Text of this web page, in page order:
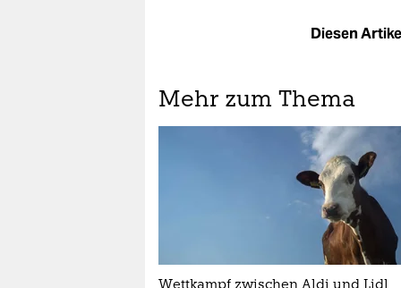
Diesen
Mehr zum Thema
Wettkampf zwischen Aldi und Lidl